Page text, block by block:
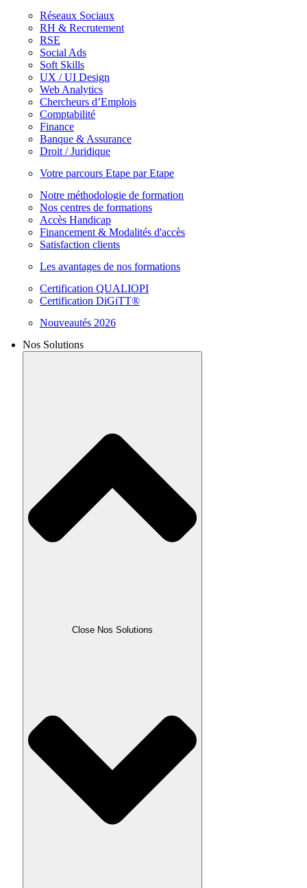
Réseaux Sociaux
RH & Recrutement
RSE
Social Ads
Soft Skills
UX / UI Design
Web Analytics
Chercheurs d’Emplois
Comptabilité
Finance
Banque & Assurance
Droit / Juridique
Votre parcours Etape par Etape
Notre méthodologie de formation
Nos centres de formations
Accès Handicap
Financement & Modalités d'accès
Satisfaction clients
Les avantages de nos formations
Certification QUALIOPI
Certification DiGiTT®
Nouveautés 2026
Nos Solutions
Close Nos Solutions